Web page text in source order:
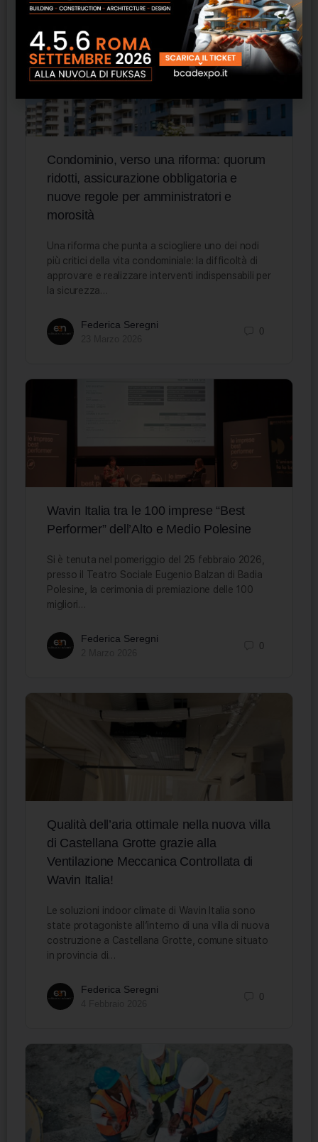
Condominio, verso una riforma: quorum
ridotti, assicurazione obbligatoria e
nuove regole per amministratori e
morosità
Una riforma che punta a sciogliere uno dei nodi
più critici della vita condominiale: la difficoltà di
approvare e realizzare interventi indispensabili per
la sicurezza…
Federica Seregni
0
Wavin Italia tra le 100 imprese “Best
Performer” dell’Alto e Medio Polesine
Si è tenuta nel pomeriggio del 25 febbraio 2026,
presso il Teatro Sociale Eugenio Balzan di Badia
Polesine, la cerimonia di premiazione delle 100
migliori…
Federica Seregni
0
Qualità dell’aria ottimale nella nuova villa
di Castellana Grotte grazie alla
Ventilazione Meccanica Controllata di
Wavin Italia!
Le soluzioni indoor climate di Wavin Italia sono
state protagoniste all’interno di una villa di nuova
costruzione a Castellana Grotte, comune situato
in provincia di…
Federica Seregni
0